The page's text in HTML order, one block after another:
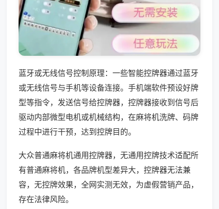
蓝牙或无线信号控制原理：一些智能控牌器通过蓝牙
或无线信号与手机等设备连接。手机端软件预设好牌
型等指令，发送信号给控牌器，控牌器接收到信号后
驱动内部微型电机或机械结构，在麻将机洗牌、码牌
过程中进行干预，达到控牌目的。
大众普通麻将机通用控牌器，无通用控牌技术适配所
有普通麻将机，各品牌机型差异大，控牌器无法兼
容，无控牌效果，全网实测无效，为虚假营销产品，
存在法律风险。